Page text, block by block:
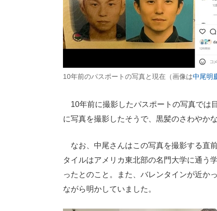
10年前のパスポートの写真と現在（画像は中尾明
10年前に撮影したパスポートの写真では
に写真を撮影したそうで、黒髪のさわやか
なお、中尾さんはこの写真を撮影する直
タイルはアメリカ東北部の名門大学に通う
ったとのこと。また、バレンタインが近か
ながら明かしていました。